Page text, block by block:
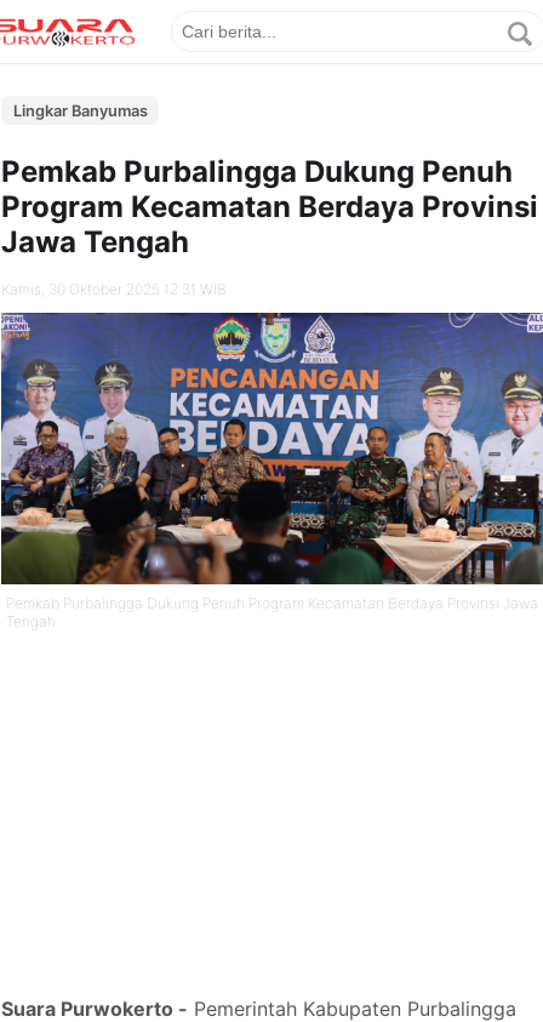
Lingkar Banyumas
Pemkab Purbalingga Dukung Penuh
Program Kecamatan Berdaya Provinsi
Jawa Tengah
Kamis, 30 Oktober 2025 12.31 WIB
Pemkab Purbalingga Dukung Penuh Program Kecamatan Berdaya Provinsi Jawa
Tengah
Suara Purwokerto - Pemerintah Kabupaten Purbalingga